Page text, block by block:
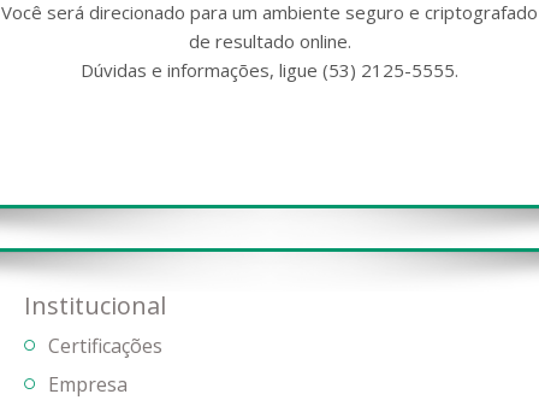
Você será direcionado para um ambiente seguro e criptografado
de resultado online.
Dúvidas e informações, ligue (53) 2125-5555.
Institucional
Certificações
Empresa